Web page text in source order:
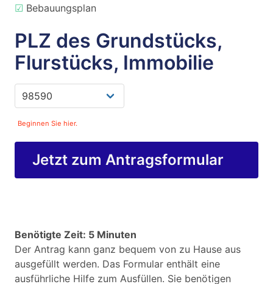
☑ Bebauungsplan
PLZ des Grundstücks,
Flurstücks, Immobilie
Beginnen Sie hier.
Jetzt zum Antragsformular
Benötigte Zeit: 5 Minuten
Der Antrag kann ganz bequem von zu Hause aus
ausgefüllt werden. Das Formular enthält eine
ausführliche Hilfe zum Ausfüllen. Sie benötigen